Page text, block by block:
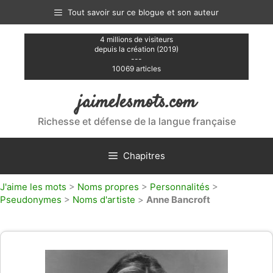
contenu
Tout savoir sur ce blogue et son auteur
4 millions de visiteurs
depuis la création (2019)
---
10069 articles
jaimelesmots.com
Richesse et défense de la langue française
Chapitres
J'aime les mots > Noms propres > Personnalités >
Pseudonymes > Noms d'artiste > Anne Bancroft